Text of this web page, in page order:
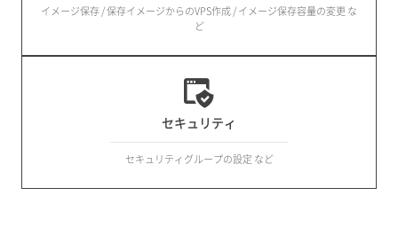
イメージ保存 / 保存イメージからのVPS作成 / イメージ保存容量の変更 な
ど
セキュリティ
セキュリティグループの設定 など